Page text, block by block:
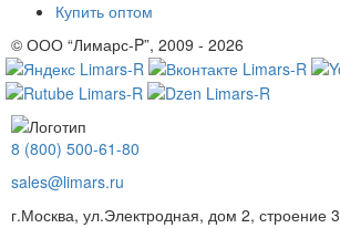
Купить оптом
© ООО “Лимарс-P”, 2009 - 2026
8 (800) 500-61-80
sales@limars.ru
г.Москва, ул.Электродная, дом 2, строение 3